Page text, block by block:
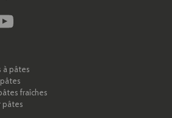
à pâtes
fraîches
pâtes